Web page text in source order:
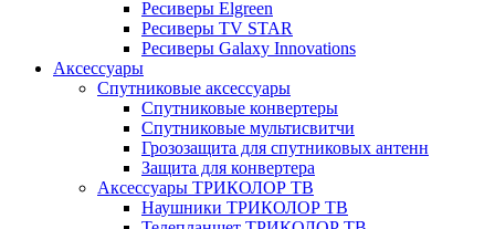
Ресиверы Elgreen
Ресиверы TV STAR
Ресиверы Galaxy Innovations
Аксессуары
Спутниковые аксессуары
Спутниковые конвертеры
Спутниковые мультисвитчи
Грозозащита для спутниковых антенн
Защита для конвертера
Аксессуары ТРИКОЛОР ТВ
Наушники ТРИКОЛОР ТВ